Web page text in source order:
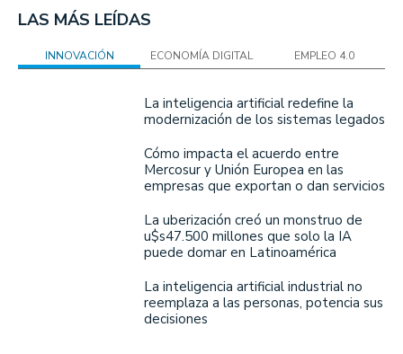
LAS MÁS LEÍDAS
INNOVACIÓN ECONOMÍA DIGITAL EMPLEO 4.0
La inteligencia artificial redefine la
modernización de los sistemas legados
Cómo impacta el acuerdo entre
Mercosur y Unión Europea en las
empresas que exportan o dan servicios
La uberización creó un monstruo de
u$s47.500 millones que solo la IA
puede domar en Latinoamérica
La inteligencia artificial industrial no
reemplaza a las personas, potencia sus
decisiones